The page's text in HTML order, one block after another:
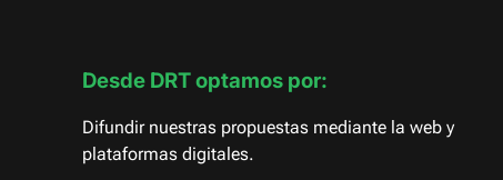
Desde DRT optamos por:
Difundir nuestras propuestas mediante la web y
plataformas digitales.